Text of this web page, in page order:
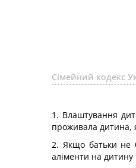
Сімейний кодекс
1. Влаштування
проживала дитина,
2. Якщо батьки не
аліменти на дитину